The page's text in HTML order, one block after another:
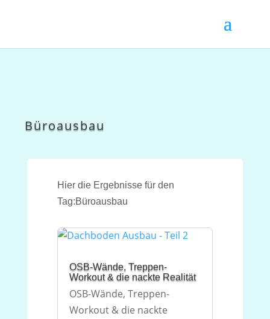
Büroausbau
Hier die Ergebnisse für den
Tag:Büroausbau
OSB-Wände, Treppen-
Workout & die nackte Realität
OSB-Wände, Treppen-
Workout & die nackte